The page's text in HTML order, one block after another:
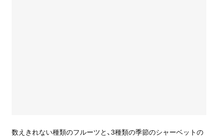
数えきれない種類のフルーツと、3種類の季節のシャーベットの